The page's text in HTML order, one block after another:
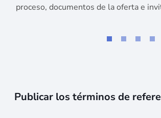
proceso, documentos de la oferta e
Publicar los términos de